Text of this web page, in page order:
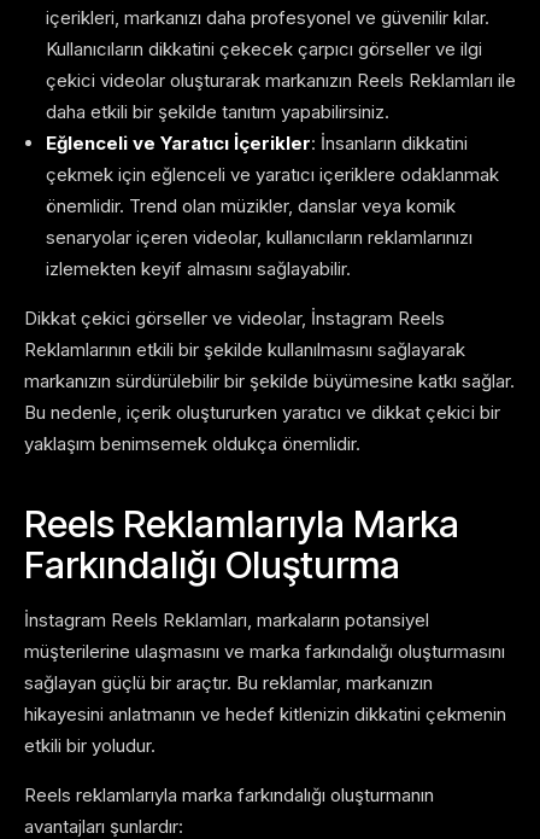
içerikleri, markanızı daha profesyonel ve güvenilir kılar.
Kullanıcıların dikkatini çekecek çarpıcı görseller ve ilgi
çekici videolar oluşturarak markanızın Reels Reklamları ile
daha etkili bir şekilde tanıtım yapabilirsiniz.
Eğlenceli ve Yaratıcı İçerikler: İnsanların dikkatini
çekmek için eğlenceli ve yaratıcı içeriklere odaklanmak
önemlidir. Trend olan müzikler, danslar veya komik
senaryolar içeren videolar, kullanıcıların reklamlarınızı
izlemekten keyif almasını sağlayabilir.
Dikkat çekici görseller ve videolar, İnstagram Reels
Reklamlarının etkili bir şekilde kullanılmasını sağlayarak
markanızın sürdürülebilir bir şekilde büyümesine katkı sağlar.
Bu nedenle, içerik oluştururken yaratıcı ve dikkat çekici bir
yaklaşım benimsemek oldukça önemlidir.
Reels Reklamlarıyla Marka
Farkındalığı Oluşturma
İnstagram Reels Reklamları, markaların potansiyel
müşterilerine ulaşmasını ve marka farkındalığı oluşturmasını
sağlayan güçlü bir araçtır. Bu reklamlar, markanızın
hikayesini anlatmanın ve hedef kitlenizin dikkatini çekmenin
etkili bir yoludur.
Reels reklamlarıyla marka farkındalığı oluşturmanın
avantajları şunlardır: